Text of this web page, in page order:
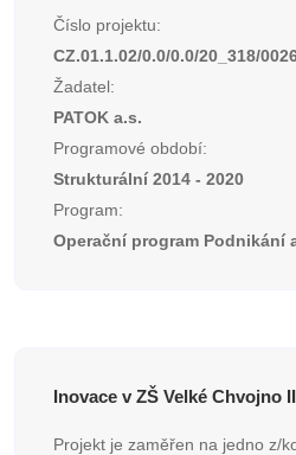
Číslo projektu:
CZ.01.1.02/0.0/0.0/20_318/
Žadatel:
PATOK a.s.
Programové období:
Strukturální 2014 - 2020
Program:
Operační program
Inovace v ZŠ Velké Chvojno II
Projekt je zaměřen na jedno z/